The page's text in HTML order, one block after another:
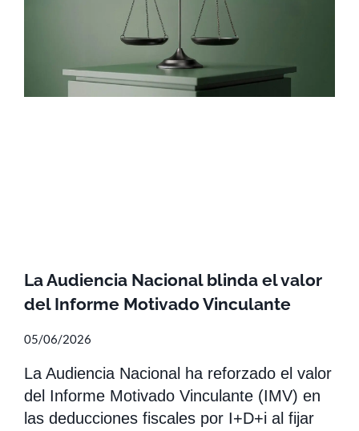
La Audiencia Nacional blinda el valor
del Informe Motivado Vinculante
05/06/2026
La Audiencia Nacional ha reforzado el valor
del Informe Motivado Vinculante (IMV) en
las deducciones fiscales por I+D+i al fijar